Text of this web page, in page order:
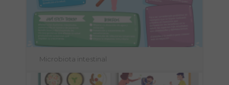
Microbiota intestinal